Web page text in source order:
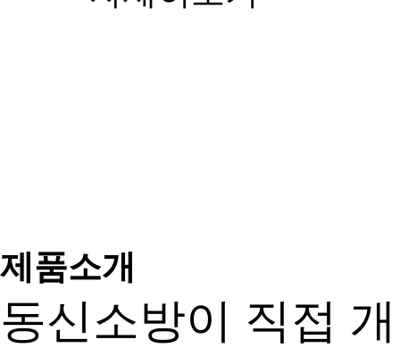
제품소개
동신소방이 직접